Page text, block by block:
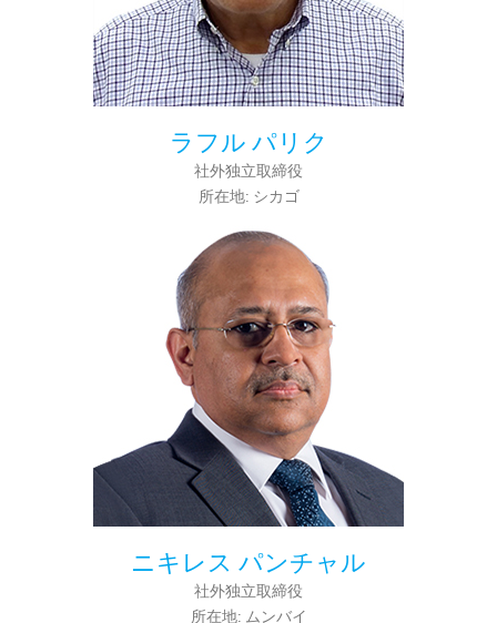
ラフル パリク
社外独立取締役
所在地: シカゴ
ニキレス パンチャル
社外独立取締役
所在地: ムンバイ